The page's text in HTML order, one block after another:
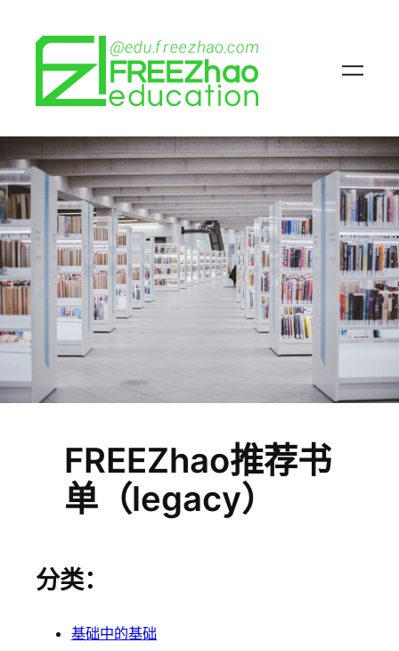
FREEZhao推荐书
单（legacy）
分类：
基础中的基础